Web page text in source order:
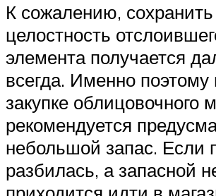
К сожалению, сохранить
целостность
элемента получается
всегда. Именно поэтому
закупке облицовочного
рекомендуется
небольшой запас. Если
разбилась, а запасной